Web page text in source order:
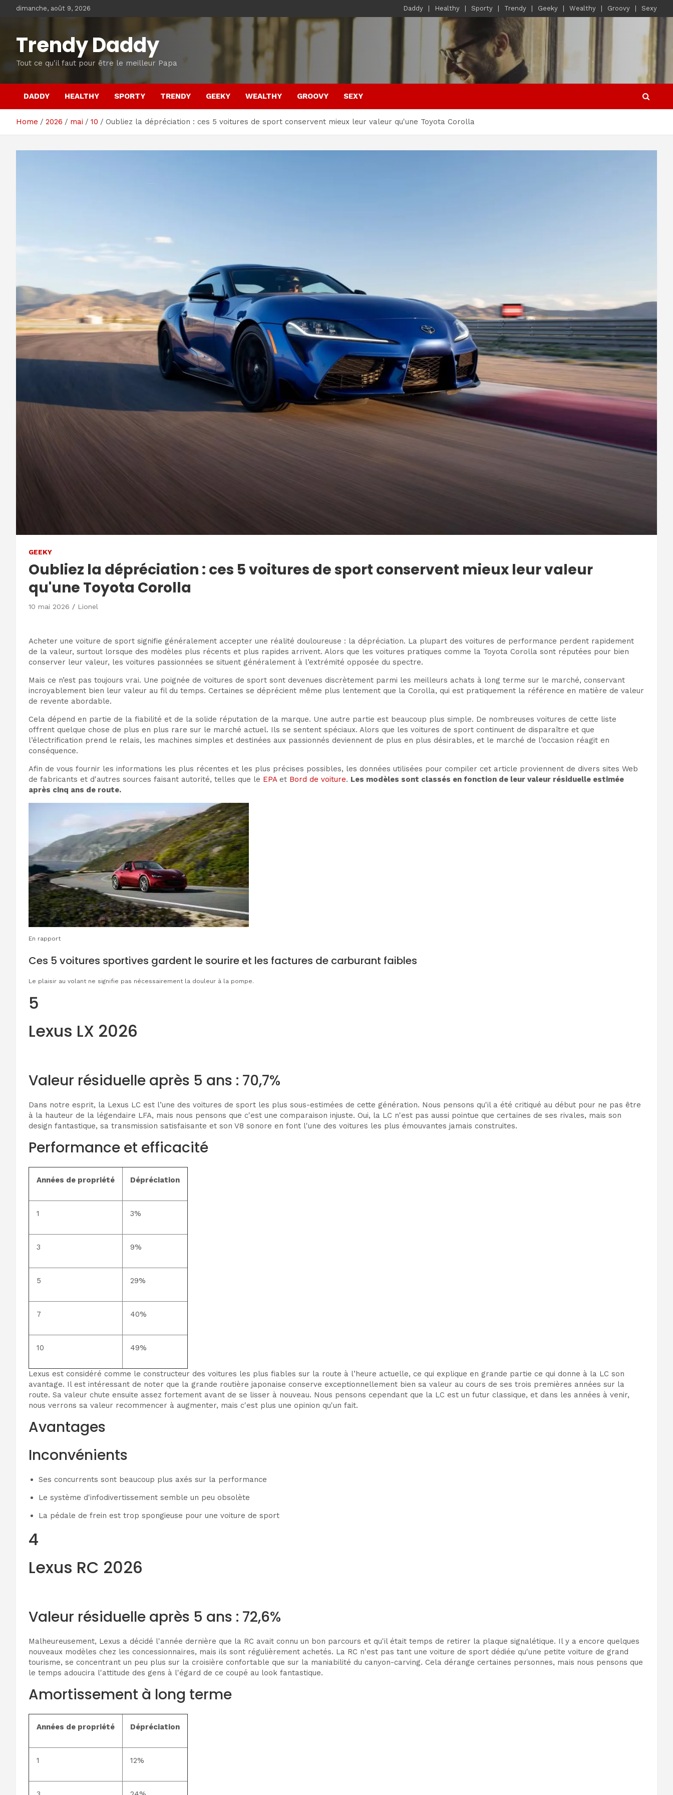
dimanche, août 9, 2026 Daddy Healthy Sporty Trendy Geeky Wealthy Groovy Sexy
Trendy Daddy
Tout ce qu'il faut pour être le meilleur Papa
DADDY HEALTHY SPORTY TRENDY GEEKY WEALTHY GROOVY SEXY
Home 2026 mai 10 Oubliez la dépréciation : ces 5 voitures de sport conservent mieux leur valeur qu'une Toyota Corolla
GEEKY
Oubliez la dépréciation : ces 5 voitures de sport conservent mieux leur valeur
qu'une Toyota Corolla
10 mai 2026 Lionel
Acheter une voiture de sport signifie généralement accepter une réalité douloureuse : la dépréciation. La plupart des voitures de performance perdent rapidement
de la valeur, surtout lorsque des modèles plus récents et plus rapides arrivent. Alors que les voitures pratiques comme la Toyota Corolla sont réputées pour bien
conserver leur valeur, les voitures passionnées se situent généralement à l’extrémité opposée du spectre.
Mais ce n’est pas toujours vrai. Une poignée de voitures de sport sont devenues discrètement parmi les meilleurs achats à long terme sur le marché, conservant
incroyablement bien leur valeur au fil du temps. Certaines se déprécient même plus lentement que la Corolla, qui est pratiquement la référence en matière de valeur
de revente abordable.
Cela dépend en partie de la fiabilité et de la solide réputation de la marque. Une autre partie est beaucoup plus simple. De nombreuses voitures de cette liste
offrent quelque chose de plus en plus rare sur le marché actuel. Ils se sentent spéciaux. Alors que les voitures de sport continuent de disparaître et que
l’électrification prend le relais, les machines simples et destinées aux passionnés deviennent de plus en plus désirables, et le marché de l’occasion réagit en
conséquence.
Afin de vous fournir les informations les plus récentes et les plus précises possibles, les données utilisées pour compiler cet article proviennent de divers sites Web
de fabricants et d'autres sources faisant autorité, telles que le EPAet Bord de voiture. Les modèles sont classés en fonction de leur valeur résiduelle estimée
après cinq ans de route.
En rapport
Ces 5 voitures sportives gardent le sourire et les factures de carburant faibles
Le plaisir au volant ne signifie pas nécessairement la douleur à la pompe.
5
Lexus LX 2026
Valeur résiduelle après 5 ans : 70,7%
Dans notre esprit, la Lexus LC est l’une des voitures de sport les plus sous-estimées de cette génération. Nous pensons qu'il a été critiqué au début pour ne pas être
à la hauteur de la légendaire LFA, mais nous pensons que c'est une comparaison injuste. Oui, la LC n'est pas aussi pointue que certaines de ses rivales, mais son
design fantastique, sa transmission satisfaisante et son V8 sonore en font l'une des voitures les plus émouvantes jamais construites.
Performance et efficacité
Années de propriété Dépréciation
1 3%
3 9%
5 29%
7 40%
10 49%
Lexus est considéré comme le constructeur des voitures les plus fiables sur la route à l’heure actuelle, ce qui explique en grande partie ce qui donne à la LC son
avantage. Il est intéressant de noter que la grande routière japonaise conserve exceptionnellement bien sa valeur au cours de ses trois premières années sur la
route. Sa valeur chute ensuite assez fortement avant de se lisser à nouveau. Nous pensons cependant que la LC est un futur classique, et dans les années à venir,
nous verrons sa valeur recommencer à augmenter, mais c'est plus une opinion qu'un fait.
Avantages
Inconvénients
Ses concurrents sont beaucoup plus axés sur la performance
Le système d'infodivertissement semble un peu obsolète
La pédale de frein est trop spongieuse pour une voiture de sport
4
Lexus RC 2026
Valeur résiduelle après 5 ans : 72,6%
Malheureusement, Lexus a décidé l'année dernière que la RC avait connu un bon parcours et qu'il était temps de retirer la plaque signalétique. Il y a encore quelques
nouveaux modèles chez les concessionnaires, mais ils sont régulièrement achetés. La RC n'est pas tant une voiture de sport dédiée qu'une petite voiture de grand
tourisme, se concentrant un peu plus sur la croisière confortable que sur la maniabilité du canyon-carving. Cela dérange certaines personnes, mais nous pensons que
le temps adoucira l'attitude des gens à l'égard de ce coupé au look fantastique.
Amortissement à long terme
Années de propriété Dépréciation
1 12%